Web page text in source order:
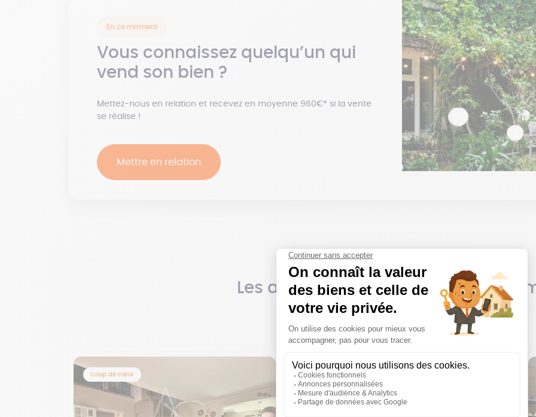
En ce moment
Vous connaissez quelqu’un qui
vend son bien ?
Mettez-nous en relation et recevez en moyenne 960€* si la vente
se réalise !
Mettre en relation
Les annonces immobilières du
Coup de cœur